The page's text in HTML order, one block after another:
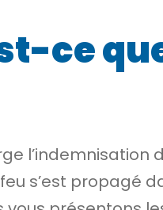
ce
l’indemnisation
s’est propagé